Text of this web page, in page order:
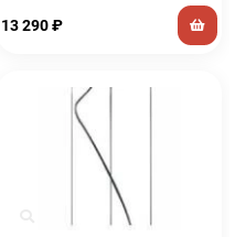
13 290₽